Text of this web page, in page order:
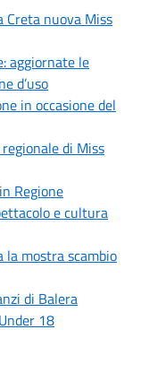
nuova Miss
aggiornate le
d’uso
in occasione del
di Miss
Regione
e cultura
la mostra scambio
di Balera
18